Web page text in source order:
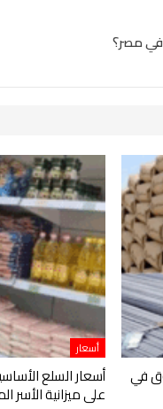
في
أسعار
أسعار السلع
على ميزانية الأسر